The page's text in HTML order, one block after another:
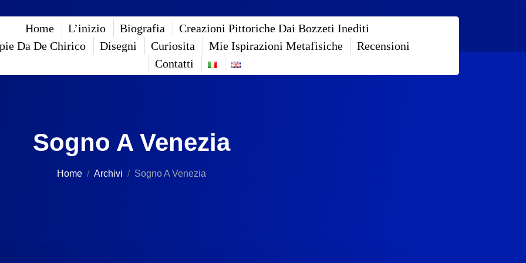
Home L’inizio Biografia
Creazioni Pittoriche Dai Bozzeti Inediti
Da De Chirico
Disegni Curiosita Mie Ispirazioni Metafisiche
Recensioni
Contatti
Sogno A Venezia
Home Archivi Sogno A Venezia